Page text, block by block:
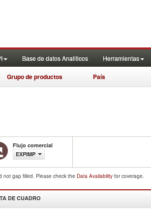
Base de datos Analiticos Herramientas
Grupo de productos País
Flujo comercial
EXPIMP
not gap filled. Please check the Data Availability for coverage.
DE CUADRO